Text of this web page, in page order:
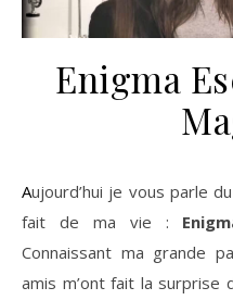
Enigma
Aujourd’hui je vous parle du meilleur escape game que j’ai
fait de ma vie :
Connaissant ma grande
amis m’ont fait la surprise